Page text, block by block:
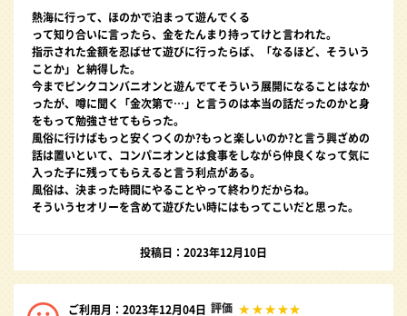
熱海に行って、ほのかで泊まって遊んでくる
って知り合いに言ったら、金をたんまり持ってけと言われた。
指示された金額を忍ばせて遊びに行ったらば、「なるほど、そういう
ことか」と納得した。
今までピンクコンバニオンと遊んでてそういう展開になることはなか
ったが、噂に聞く「金次第で…」と言うのは本当の話だったのかと身
をもって勉強させてもらった。
風俗に行けばもっと安くつくのか?もっと楽しいのか?と言う興ざめの
話は置いといて、コンパニオンとは食事をしながら仲良くなって気に
入った子に残ってもらえると言う利点がある。
風俗は、決まった時間にやることやって終わりだからね。
そういうセオリーを含めて遊びたい時にはもってこいだと思った。
投稿日：2023年12月10日
ご利用月：2023年12月04日 評価